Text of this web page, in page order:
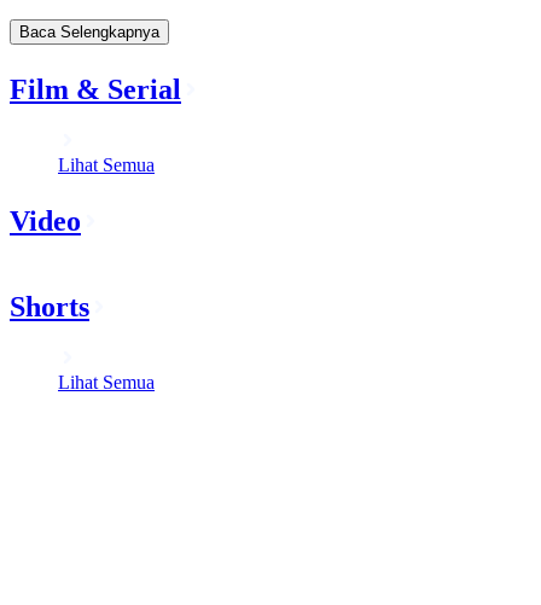
Baca Selengkapnya
Film & Serial
Lihat Semua
Video
Shorts
Lihat Semua